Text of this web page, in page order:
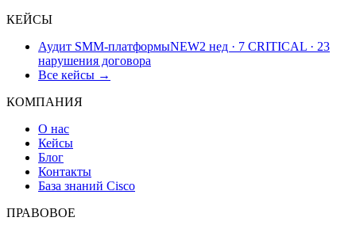
КЕЙСЫ
Аудит SMM-платформыNEW2 нед · 7 CRITICAL · 23
нарушения договора
Все кейсы →
КОМПАНИЯ
О нас
Кейсы
Блог
Контакты
База знаний Cisco
ПРАВОВОЕ